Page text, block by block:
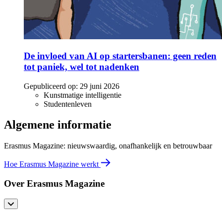
De invloed van AI op startersbanen: geen reden
tot paniek, wel tot nadenken
Gepubliceerd op: 29 juni 2026
Kunstmatige intelligentie
Studentenleven
Algemene informatie
Erasmus Magazine: nieuwswaardig, onafhankelijk en betrouwbaar
Hoe Erasmus Magazine werkt
Over Erasmus Magazine